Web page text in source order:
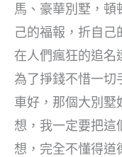
馬、豪華別墅，
己的福報，折自
在人們瘋狂的追名
為了掙錢不惜一切
車好，那個大別
想，我一定要把這
想，完全不懂得道